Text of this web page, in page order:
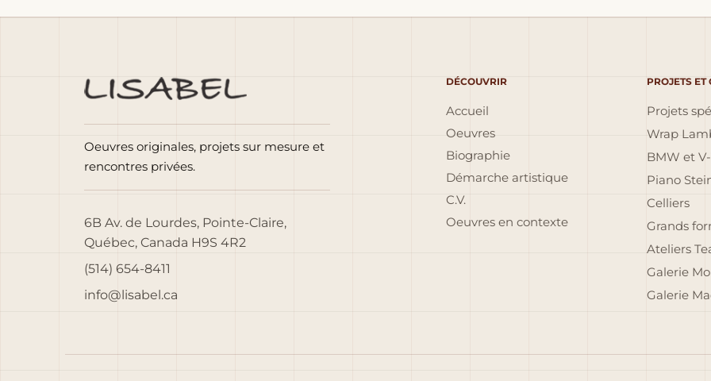
Oeuvres originales, projets sur mesure et
rencontres privées.
6B Av. de Lourdes, Pointe-Claire,
Québec, Canada H9S 4R2
(514) 654-8411
info@lisabel.ca
DÉCOUVRIR
Accueil
Oeuvres
Biographie
Démarche artistique
C.V.
Oeuvres en contexte
PROJETS ET
Projets
Wrap
BMW et V-
Piano
Celliers
Grands
Ateliers
Galerie
Galerie